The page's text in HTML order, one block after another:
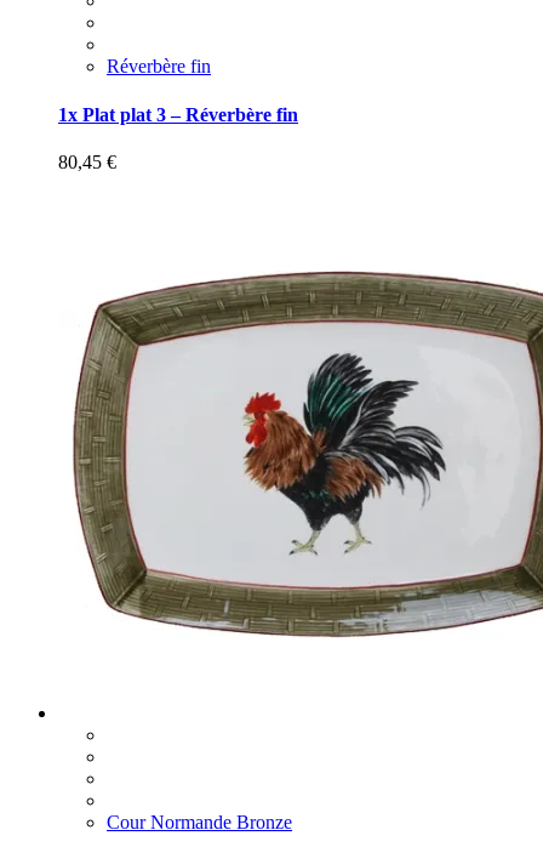
Réverbère fin
1x Plat plat 3 – Réverbère fin
80,45 €
Cour Normande Bronze